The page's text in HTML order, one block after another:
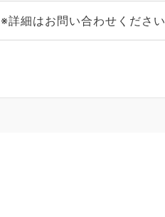
※詳細はお問い合わせください